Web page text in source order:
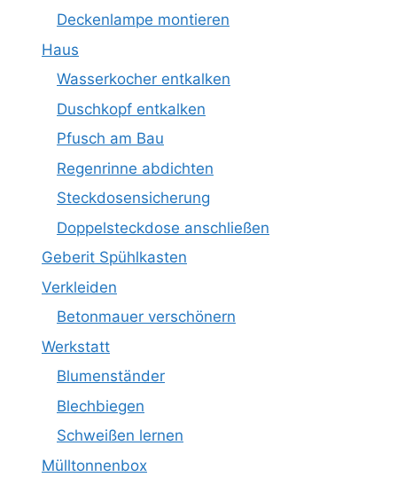
Deckenlampe montieren
Haus
Wasserkocher entkalken
Duschkopf entkalken
Pfusch am Bau
Regenrinne abdichten
Steckdosensicherung
Doppelsteckdose anschließen
Geberit Spühlkasten
Verkleiden
Betonmauer verschönern
Werkstatt
Blumenständer
Blechbiegen
Schweißen lernen
Mülltonnenbox